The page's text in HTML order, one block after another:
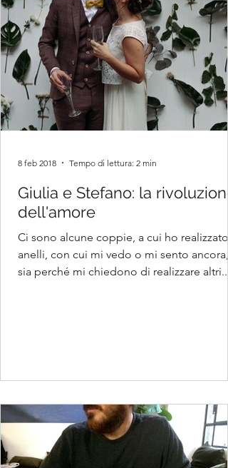
Giulia e Stefano: la rivoluzione
dell'amore
Ci sono alcune coppie, a cui ho realizzato
anelli, con cui mi vedo o mi sento ancora,
sia perché mi chiedono di realizzare altri...
8 feb 2018 Tempo di lettura: 2 min